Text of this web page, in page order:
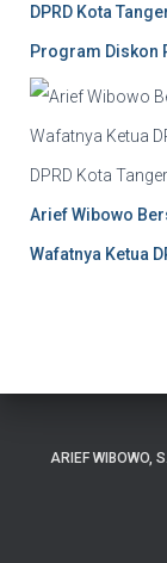
DPRD Kota
Program Diskon
Arief Wibowo
Wafatnya Ketua
ARIEF WIBOWO,